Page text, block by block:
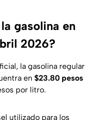
gasolina en
2026?
la gasolina regular
en $23.80 pesos
por litro.
utilizado para los